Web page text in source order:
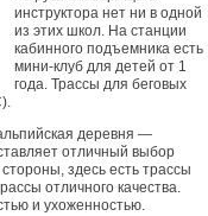
инструктора нет ни в одной
из этих школ. На станции
кабинного подъемника есть
мини-клуб для детей от 1
года. Трассы для беговых
).
деревня —
отличный выбор
здесь есть трассы
отличного качества.
и ухоженностью.